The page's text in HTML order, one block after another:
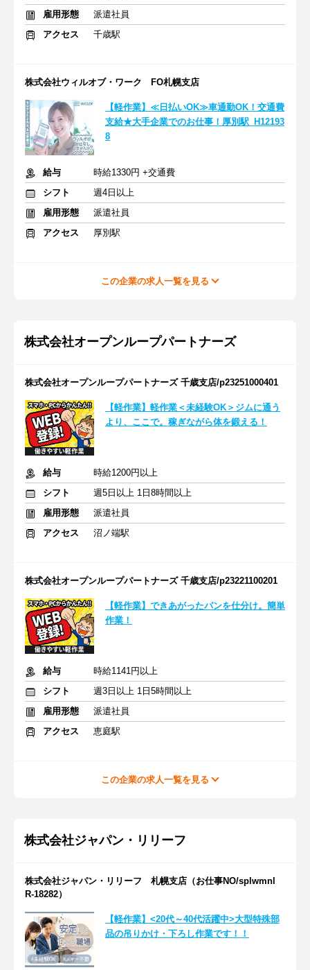
雇用形態
派遣社員
アクセス
千歳駅
株式会社ウィルオブ・ワーク FO札幌支店
【軽作業】≪日払いOK≫車通勤OK！交通費
支給★大手企業でのお仕事！厚別駅_H12193
8
給与
時給1330円 +交通費
シフト
週4日以上
雇用形態
派遣社員
アクセス
厚別駅
この企業の求人一覧を見る
株式会社オープンループパートナーズ
株式会社オープンループパートナーズ 千歳支店/p23251000401
【軽作業】軽作業＜未経験OK＞ジムに通う
より、ここで。稼ぎながら体を鍛える！
給与
時給1200円以上
シフト
週5日以上 1日8時間以上
雇用形態
派遣社員
アクセス
沼ノ端駅
株式会社オープンループパートナーズ 千歳支店/p23221100201
【軽作業】できあがったパンを仕分け。簡単
作業！
給与
時給1141円以上
シフト
週3日以上 1日5時間以上
雇用形態
派遣社員
アクセス
恵庭駅
この企業の求人一覧を見る
株式会社ジャパン・リリーフ
株式会社ジャパン・リリーフ 札幌支店（お仕事NO/splwmnl
R-18282）
【軽作業】<20代～40代活躍中>大型特殊部
品の吊りかけ・下ろし作業です！！